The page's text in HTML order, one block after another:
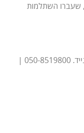
שעברו השתלמות
הגב' לימור עידן, רכזת אירועים והדרכות נייד. 050-8519800 |